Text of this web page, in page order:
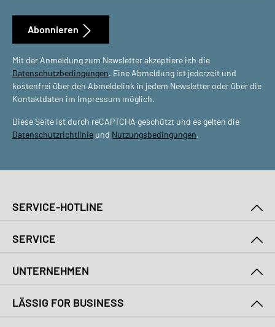
Mit der Anmeldung zum Newsletter akzeptiere ich die
Datenschutzbedingungen. Eine Abmeldung ist jederzeit und
kostenfrei über den Abmeldelink in jedem Newsletter oder über die
Kontaktdaten im Impressum möglich.
Diese Seite ist durch reCAPTCHA geschützt und es gelten die
Datenschutzrichtlinie und Nutzungsbedingungen.
Abonnieren
SERVICE-HOTLINE
SERVICE
UNTERNEHMEN
LÄSSIG FOR BUSINESS